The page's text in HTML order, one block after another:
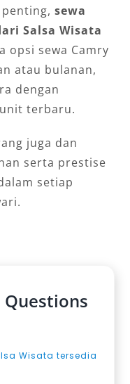
sewa
Salsa Wisata
opsi sewa Camry
atau bulanan,
dengan
terbaru.
juga dan
serta prestise
setiap
Questions
Wisata tersedia